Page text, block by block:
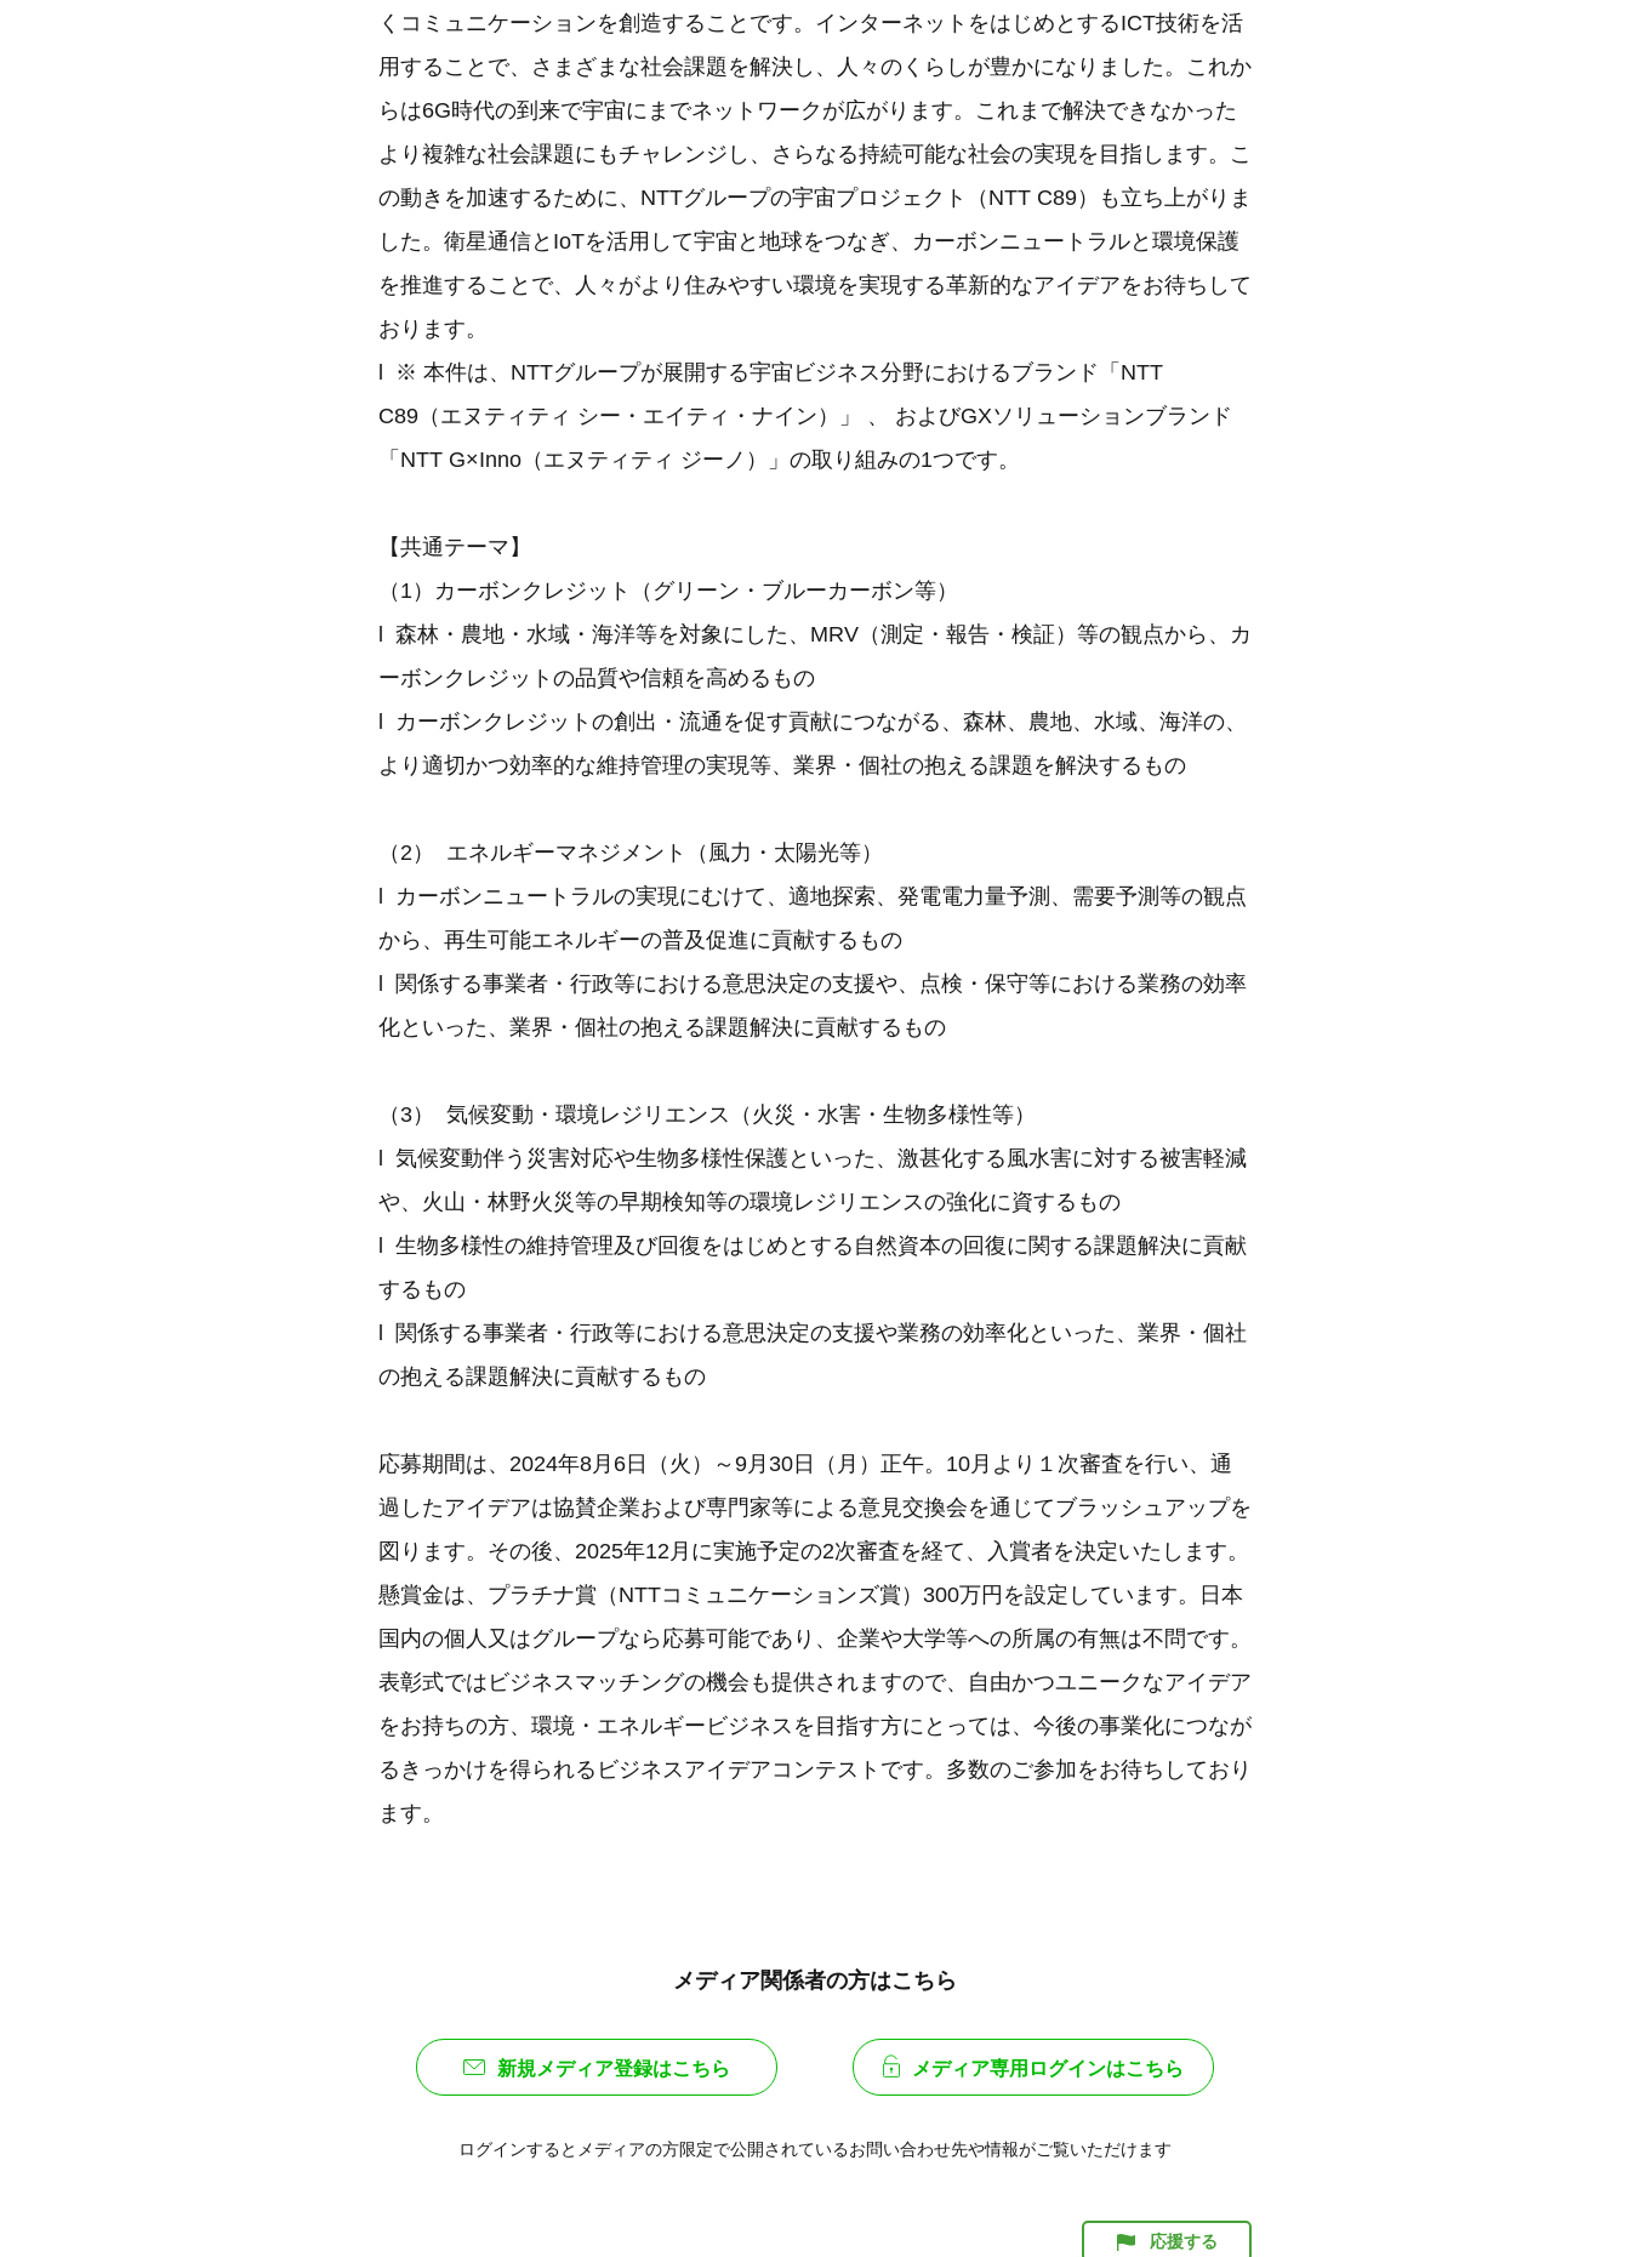
くコミュニケーションを創造することです。インターネットをはじめとするICT技術を活
用することで、さまざまな社会課題を解決し、人々のくらしが豊かになりました。これか
らは6G時代の到来で宇宙にまでネットワークが広がります。これまで解決できなかった
より複雑な社会課題にもチャレンジし、さらなる持続可能な社会の実現を目指します。こ
の動きを加速するために、NTTグループの宇宙プロジェクト（NTT C89）も立ち上がりま
した。衛星通信とIoTを活用して宇宙と地球をつなぎ、カーボンニュートラルと環境保護
を推進することで、人々がより住みやすい環境を実現する革新的なアイデアをお待ちして
おります。
l ※ 本件は、NTTグループが展開する宇宙ビジネス分野におけるブランド「NTT
C89（エヌティティ シー・エイティ・ナイン）」 、 およびGXソリューションブランド
「NTT G×Inno（エヌティティ ジーノ）」の取り組みの1つです。
【共通テーマ】
（1）カーボンクレジット（グリーン・ブルーカーボン等）
l 森林・農地・水域・海洋等を対象にした、MRV（測定・報告・検証）等の観点から、カ
ーボンクレジットの品質や信頼を高めるもの
l カーボンクレジットの創出・流通を促す貢献につながる、森林、農地、水域、海洋の、
より適切かつ効率的な維持管理の実現等、業界・個社の抱える課題を解決するもの
（2） エネルギーマネジメント（風力・太陽光等）
l カーボンニュートラルの実現にむけて、適地探索、発電電力量予測、需要予測等の観点
から、再生可能エネルギーの普及促進に貢献するもの
l 関係する事業者・行政等における意思決定の支援や、点検・保守等における業務の効率
化といった、業界・個社の抱える課題解決に貢献するもの
（3） 気候変動・環境レジリエンス（火災・水害・生物多様性等）
l 気候変動伴う災害対応や生物多様性保護といった、激甚化する風水害に対する被害軽減
や、火山・林野火災等の早期検知等の環境レジリエンスの強化に資するもの
l 生物多様性の維持管理及び回復をはじめとする自然資本の回復に関する課題解決に貢献
するもの
l 関係する事業者・行政等における意思決定の支援や業務の効率化といった、業界・個社
の抱える課題解決に貢献するもの
応募期間は、2024年8月6日（火）～9月30日（月）正午。10月より１次審査を行い、通
過したアイデアは協賛企業および専門家等による意見交換会を通じてブラッシュアップを
図ります。その後、2025年12月に実施予定の2次審査を経て、入賞者を決定いたします。
懸賞金は、プラチナ賞（NTTコミュニケーションズ賞）300万円を設定しています。日本
国内の個人又はグループなら応募可能であり、企業や大学等への所属の有無は不問です。
表彰式ではビジネスマッチングの機会も提供されますので、自由かつユニークなアイデア
をお持ちの方、環境・エネルギービジネスを目指す方にとっては、今後の事業化につなが
るきっかけを得られるビジネスアイデアコンテストです。多数のご参加をお待ちしており
ます。
メディア関係者の方はこちら
新規メディア登録はこちら メディア専用ログインはこちら
ログインするとメディアの方限定で公開されているお問い合わせ先や情報がご覧いただけます
応援する